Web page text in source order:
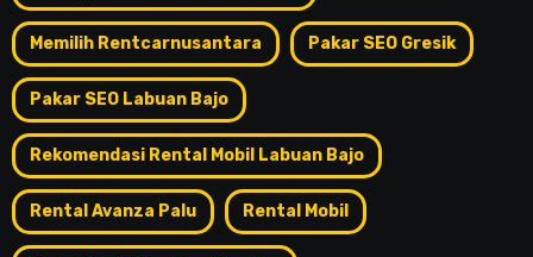
Memilih Rentcarnusantara Pakar SEO Gresik
Pakar SEO Labuan Bajo
Rekomendasi Rental Mobil Labuan Bajo
Rental Avanza Palu Rental Mobil